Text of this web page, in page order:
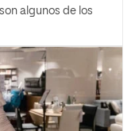
algunos de los